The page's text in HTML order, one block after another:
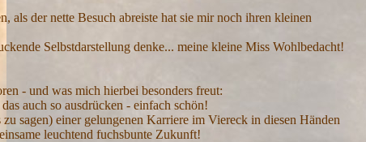
als der nette Besuch abreiste hat sie mir noch ihren kleinen
Selbstdarstellung denke... meine kleine Miss Wohlbedacht!
- und was mich hierbei besonders freut:
auch so ausdrücken - einfach schön!
sagen) einer gelungenen Karriere im Viereck in diesen Händen
leuchtend fuchsbunte Zukunft!